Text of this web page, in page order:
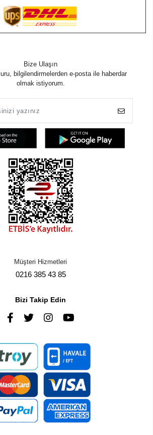
Bize Ulaşın
bilgilendirmelerden e-posta ile haberdar
olmak istiyorum.
Müşteri Hizmetleri
0216 385 43 85
Bizi Takip Edin